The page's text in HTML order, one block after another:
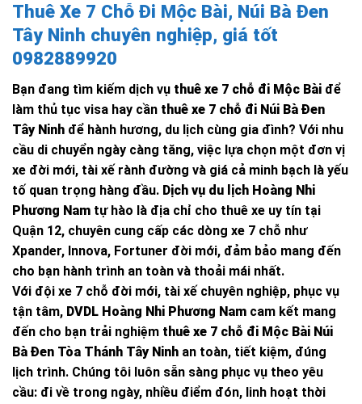
Thuê Xe 7 Chỗ Đi Mộc Bài, Núi Bà Đen
Tây Ninh chuyên nghiệp, giá tốt
0982889920
Bạn đang tìm kiếm dịch vụ thuê xe 7 chỗ đi Mộc Bài để
làm thủ tục visa hay cần thuê xe 7 chỗ đi Núi Bà Đen
Tây Ninh để hành hương, du lịch cùng gia đình? Với nhu
cầu di chuyển ngày càng tăng, việc lựa chọn một đơn vị
xe đời mới, tài xế rành đường và giá cả minh bạch là yếu
tố quan trọng hàng đầu. Dịch vụ du lịch Hoàng Nhi
Phương Nam tự hào là địa chỉ cho thuê xe uy tín tại
Quận 12, chuyên cung cấp các dòng xe 7 chỗ như
Xpander, Innova, Fortuner đời mới, đảm bảo mang đến
cho bạn hành trình an toàn và thoải mái nhất.
Với đội xe 7 chỗ đời mới, tài xế chuyên nghiệp, phục vụ
tận tâm, DVDL Hoàng Nhi Phương Nam cam kết mang
đến cho bạn trải nghiệm thuê xe 7 chỗ đi Mộc Bài Núi
Bà Đen Tòa Thánh Tây Ninh an toàn, tiết kiệm, đúng
lịch trình. Chúng tôi luôn sẵn sàng phục vụ theo yêu
cầu: đi về trong ngày, nhiều điểm đón, linh hoạt thời